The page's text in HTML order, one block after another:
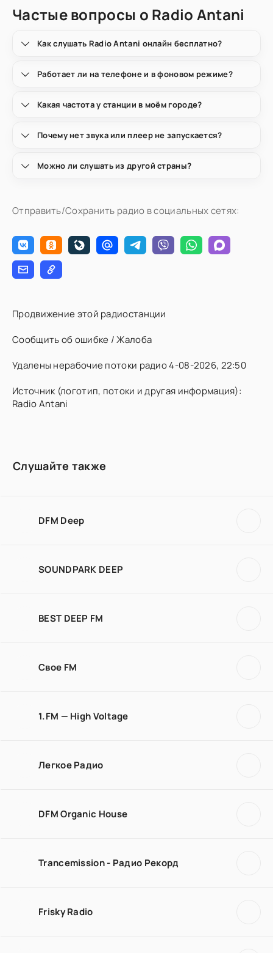
Частые вопросы о Radio Antani
Как слушать Radio Antani онлайн бесплатно?
Работает ли на телефоне и в фоновом режиме?
Какая частота у станции в моём городе?
Почему нет звука или плеер не запускается?
Можно ли слушать из другой страны?
Отправить/Сохранить радио в социальных сетях:
Продвижение этой радиостанции
Сообщить об ошибке / Жалоба
Удалены нерабочие потоки радио 4-08-2026, 22:50
Источник (логотип, потоки и другая информация):
Radio Antani
Слушайте также
DFM Deep
SOUNDPARK DEEP
BEST DEEP FM
Свое FM
1.FM — High Voltage
Легкое Радио
DFM Organic House
Trancemission - Радио Рекорд
Frisky Radio